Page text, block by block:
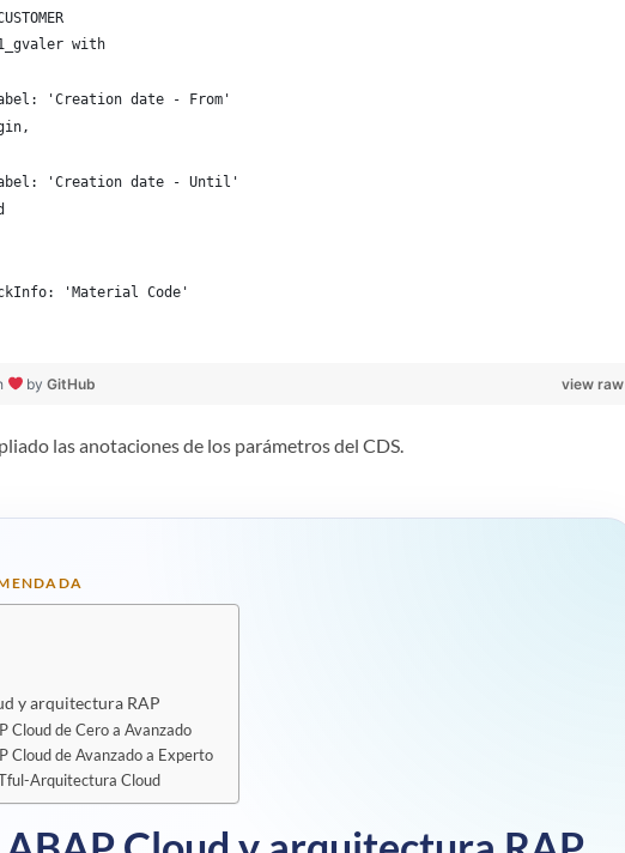
with
'Creation date - From'
'Creation date - Until'
'Material Code'
view raw
byGitHub
las anotaciones de los parámetros del CDS.
y arquitectura RAP
Cloud de Cero a Avanzado
Cloud de Avanzado a Experto
Arquitectura Cloud